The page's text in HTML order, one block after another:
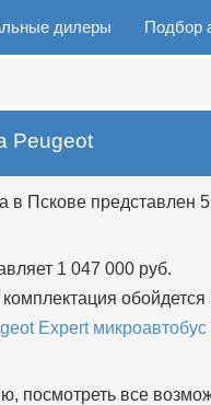
дилеры Подбор
Peugeot
в Пскове представлен
1 047 000 руб.
Expert
посмотреть все